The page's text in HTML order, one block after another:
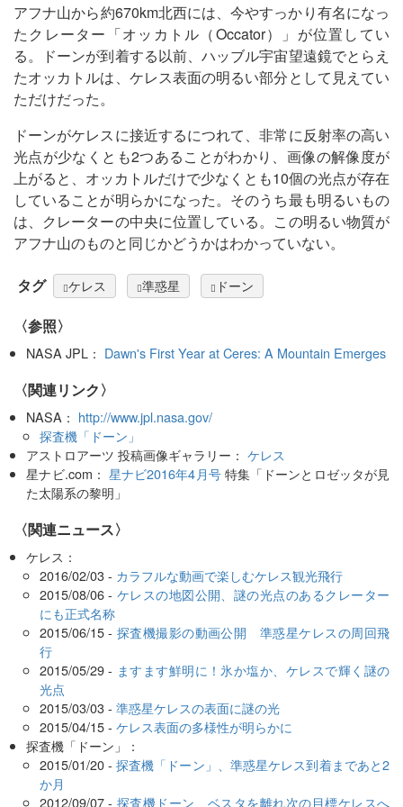
アフナ山から約670km北西には、今やすっかり有名になっ
たクレーター「オッカトル（Occator）」が位置してい
る。ドーンが到着する以前、ハッブル宇宙望遠鏡でとらえ
たオッカトルは、ケレス表面の明るい部分として見えてい
ただけだった。
ドーンがケレスに接近するにつれて、非常に反射率の高い
光点が少なくとも2つあることがわかり、画像の解像度が
上がると、オッカトルだけで少なくとも10個の光点が存在
していることが明らかになった。そのうち最も明るいもの
は、クレーターの中央に位置している。この明るい物質が
アフナ山のものと同じかどうかはわかっていない。
タグ ケレス 準惑星 ドーン
〈参照〉
NASA JPL： Dawn's First Year at Ceres: A Mountain Emerges
〈関連リンク〉
NASA： http://www.jpl.nasa.gov/
探査機「ドーン」
アストロアーツ 投稿画像ギャラリー：ケレス
星ナビ.com： 星ナビ2016年4月号特集「ドーンとロゼッタが見
た太陽系の黎明」
〈関連ニュース〉
ケレス：
2016/02/03 - カラフルな動画で楽しむケレス観光飛行
2015/08/06 - ケレスの地図公開、謎の光点のあるクレーター
にも正式名称
2015/06/15 - 探査機撮影の動画公開 準惑星ケレスの周回飛
行
2015/05/29 - ますます鮮明に！氷か塩か、ケレスで輝く謎の
光点
2015/03/03 - 準惑星ケレスの表面に謎の光
2015/04/15 - ケレス表面の多様性が明らかに
探査機「ドーン」：
2015/01/20 - 探査機「ドーン」、準惑星ケレス到着まであと2
か月
2012/09/07 - 探査機ドーン、ベスタを離れ次の目標ケレスへ